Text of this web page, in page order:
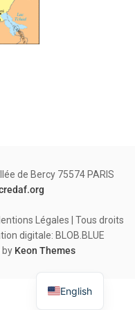
de Bercy 75574 PARIS
Légales | Tous droits
digitale: BLOB.BLUE
by Keon Themes
English